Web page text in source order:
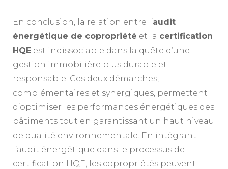
En conclusion, la relation entre l’audit
énergétique de copropriété et la certification
HQE est indissociable dans la quête d’une
gestion immobilière plus durable et
responsable. Ces deux démarches,
complémentaires et synergiques, permettent
d’optimiser les performances énergétiques des
bâtiments tout en garantissant un haut niveau
de qualité environnementale. En intégrant
l’audit énergétique dans le processus de
certification HQE, les copropriétés peuvent